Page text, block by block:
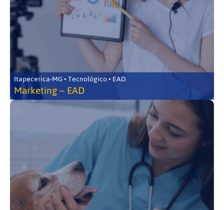
Itapecerica-MG • Tecnológico • EAD
Marketing – EAD